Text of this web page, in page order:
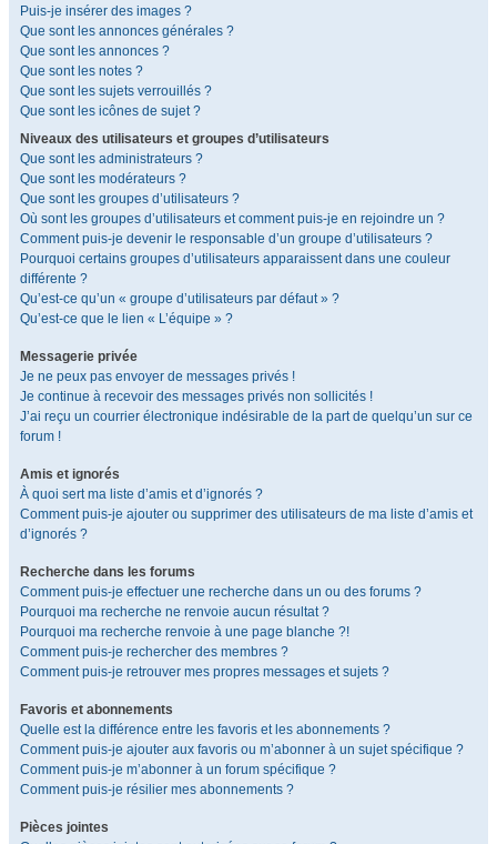
Puis-je insérer des images ?
Que sont les annonces générales ?
Que sont les annonces ?
Que sont les notes ?
Que sont les sujets verrouillés ?
Que sont les icônes de sujet ?
Niveaux des utilisateurs et groupes d’utilisateurs
Que sont les administrateurs ?
Que sont les modérateurs ?
Que sont les groupes d’utilisateurs ?
Où sont les groupes d’utilisateurs et comment puis-je en rejoindre un ?
Comment puis-je devenir le responsable d’un groupe d’utilisateurs ?
Pourquoi certains groupes d’utilisateurs apparaissent dans une couleur
différente ?
Qu’est-ce qu’un « groupe d’utilisateurs par défaut » ?
Qu’est-ce que le lien « L’équipe » ?
Messagerie privée
Je ne peux pas envoyer de messages privés !
Je continue à recevoir des messages privés non sollicités !
J’ai reçu un courrier électronique indésirable de la part de quelqu’un sur ce
forum !
Amis et ignorés
À quoi sert ma liste d’amis et d’ignorés ?
Comment puis-je ajouter ou supprimer des utilisateurs de ma liste d’amis et
d’ignorés ?
Recherche dans les forums
Comment puis-je effectuer une recherche dans un ou des forums ?
Pourquoi ma recherche ne renvoie aucun résultat ?
Pourquoi ma recherche renvoie à une page blanche ?!
Comment puis-je rechercher des membres ?
Comment puis-je retrouver mes propres messages et sujets ?
Favoris et abonnements
Quelle est la différence entre les favoris et les abonnements ?
Comment puis-je ajouter aux favoris ou m’abonner à un sujet spécifique ?
Comment puis-je m’abonner à un forum spécifique ?
Comment puis-je résilier mes abonnements ?
Pièces jointes